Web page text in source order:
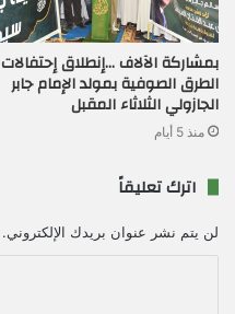
بمشاركة الآلاف …إنطلاق إحتفالات
الطرق الصوفية بمولد الإمام جابر
الجازولي الثلاثاء المقبل
منذ 5 أيام
اترك تعليقاً
لن يتم نشر عنوان بريدك الإلكتروني.